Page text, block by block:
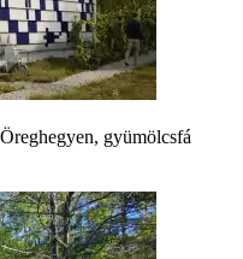
gyümölcsfá